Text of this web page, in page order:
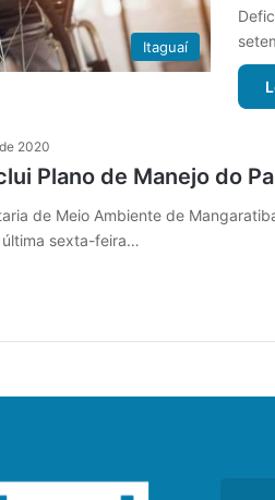
Itaguaí
2020
Plano de Manejo do
de Meio Ambiente de
última sexta-feira…